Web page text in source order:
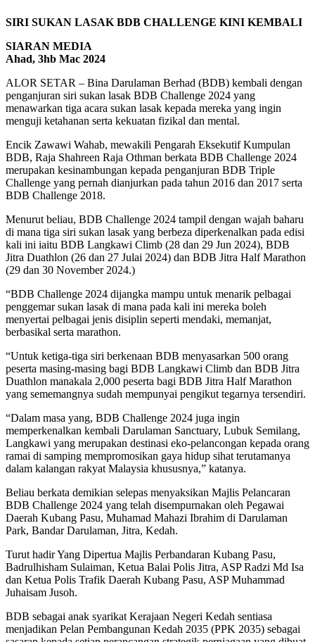
SIRI SUKAN LASAK BDB CHALLENGE KINI KEMBALI
SIARAN MEDIA
Ahad, 3hb Mac 2024
ALOR SETAR – Bina Darulaman Berhad (BDB) kembali dengan
penganjuran siri sukan lasak BDB Challenge 2024 yang
menawarkan tiga acara sukan lasak kepada mereka yang ingin
menguji ketahanan serta kekuatan fizikal dan mental.
Encik Zawawi Wahab, mewakili Pengarah Eksekutif Kumpulan
BDB, Raja Shahreen Raja Othman berkata BDB Challenge 2024
merupakan kesinambungan kepada penganjuran BDB Triple
Challenge yang pernah dianjurkan pada tahun 2016 dan 2017 serta
BDB Challenge 2018.
Menurut beliau, BDB Challenge 2024 tampil dengan wajah baharu
di mana tiga siri sukan lasak yang berbeza diperkenalkan pada edisi
kali ini iaitu BDB Langkawi Climb (28 dan 29 Jun 2024), BDB
Jitra Duathlon (26 dan 27 Julai 2024) dan BDB Jitra Half Marathon
(29 dan 30 November 2024.)
“BDB Challenge 2024 dijangka mampu untuk menarik pelbagai
penggemar sukan lasak di mana pada kali ini mereka boleh
menyertai pelbagai jenis disiplin seperti mendaki, memanjat,
berbasikal serta marathon.
“Untuk ketiga-tiga siri berkenaan BDB menyasarkan 500 orang
peserta masing-masing bagi BDB Langkawi Climb dan BDB Jitra
Duathlon manakala 2,000 peserta bagi BDB Jitra Half Marathon
yang sememangnya sudah mempunyai pengikut tegarnya tersendiri.
“Dalam masa yang, BDB Challenge 2024 juga ingin
memperkenalkan kembali Darulaman Sanctuary, Lubuk Semilang,
Langkawi yang merupakan destinasi eko-pelancongan kepada orang
ramai di samping mempromosikan gaya hidup sihat terutamanya
dalam kalangan rakyat Malaysia khususnya,” katanya.
Beliau berkata demikian selepas menyaksikan Majlis Pelancaran
BDB Challenge 2024 yang telah disempurnakan oleh Pegawai
Daerah Kubang Pasu, Muhamad Mahazi Ibrahim di Darulaman
Park, Bandar Darulaman, Jitra, Kedah.
Turut hadir Yang Dipertua Majlis Perbandaran Kubang Pasu,
Badrulhisham Sulaiman, Ketua Balai Polis Jitra, ASP Radzi Md Isa
dan Ketua Polis Trafik Daerah Kubang Pasu, ASP Muhammad
Juhaisam Jusoh.
BDB sebagai anak syarikat Kerajaan Negeri Kedah sentiasa
menjadikan Pelan Pembangunan Kedah 2035 (PPK 2035) sebagai